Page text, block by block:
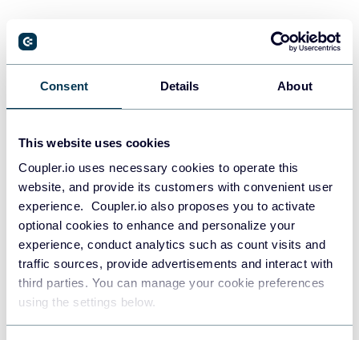
Consent Details About
This website uses cookies
Coupler.io uses necessary cookies to operate this
website, and provide its customers with convenient user
experience. Coupler.io also proposes you to activate
optional cookies to enhance and personalize your
experience, conduct analytics such as count visits and
traffic sources, provide advertisements and interact with
third parties. You can manage your cookie preferences
using the settings below.
Resumen de los resultados de la
campaña
alcance, impresiones, clics, conversiones, CTR, CPM, CPC,
etc. A continuación, es necesario entender cómo varias
métricas tienden a fluctuar y cambiar con el tiempo.